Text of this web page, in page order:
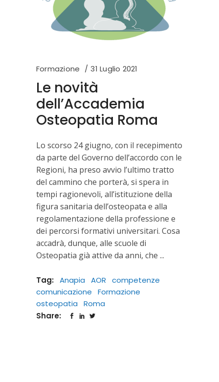
Formazione 31 Luglio 2021
Le novità
dell’Accademia
Osteopatia Roma
Lo scorso 24 giugno, con il recepimento
da parte del Governo dell’accordo con le
Regioni, ha preso avvio l’ultimo tratto
del cammino che porterà, si spera in
tempi ragionevoli, all’istituzione della
figura sanitaria dell’osteopata e alla
regolamentazione della professione e
dei percorsi formativi universitari. Cosa
accadrà, dunque, alle scuole di
Osteopatia già attive da anni, che
Tag: Anapia AOR
competenze
comunicazione
Formazione
osteopatia
Roma
Share: